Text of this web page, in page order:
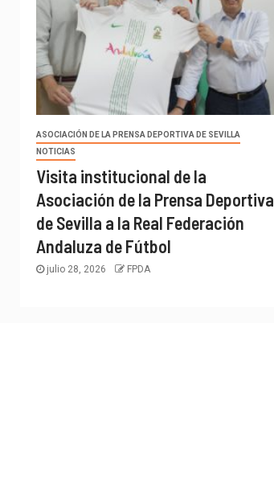
ASOCIACIÓN DE LA PRENSA DEPORTIVA DE SEVILLA
NOTICIAS
Visita institucional de la
Asociación de la Prensa Deportiva
de Sevilla a la Real Federación
Andaluza de Fútbol
julio 28, 2026 FPDA